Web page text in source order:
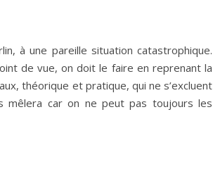
à une pareille situation catastrophique.
de vue, on doit le faire en reprenant la
théorique et pratique, qui ne s’excluent
mêlera car on ne peut pas toujours les